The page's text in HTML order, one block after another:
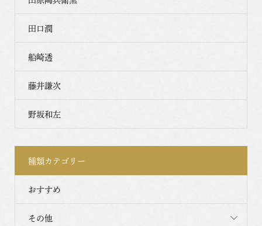
田口潤
船崎透
藤井謙次
野坂和左
種類カテゴリー
おすすめ
その他